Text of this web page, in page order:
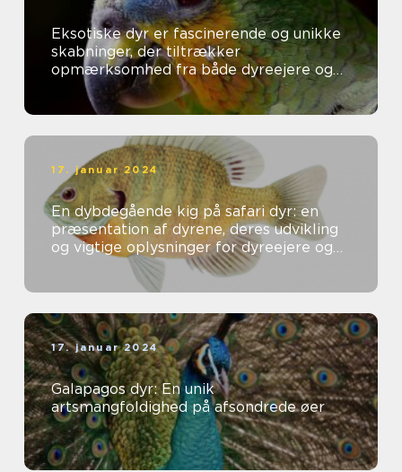
Eksotiske dyr er fascinerende og unikke
skabninger, der tiltrækker
opmærksomhed fra både dyreejere og
dyreelskere over hele verden
17. januar 2024
En dybdegående kig på safari dyr: en
præsentation af dyrene, deres udvikling
og vigtige oplysninger for dyreejere og
dyreelskere
17. januar 2024
Galapagos dyr: En unik
artsmangfoldighed på afsondrede øer